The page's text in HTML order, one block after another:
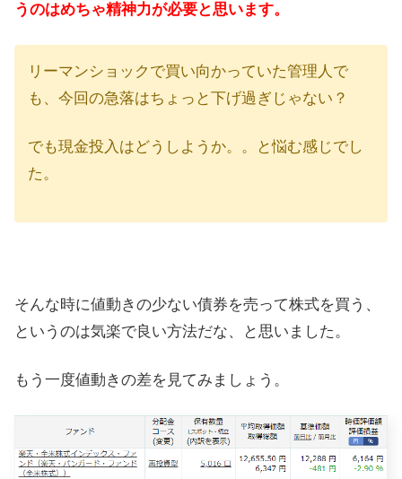
うのはめちゃ精神力が必要と思います。
リーマンショックで買い向かっていた管理人で
も、今回の急落はちょっと下げ過ぎじゃない？
でも現金投入はどうしようか。。と悩む感じでし
た。
そんな時に値動きの少ない債券を売って株式を買う、
というのは気楽で良い方法だな、と思いました。
もう一度値動きの差を見てみましょう。